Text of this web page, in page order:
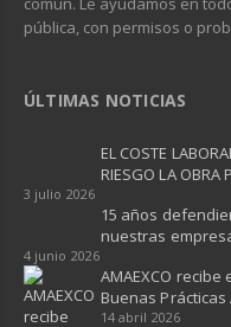
pública, con permisos o
ÚLTIMAS NOTICIAS
EL COSTE
RIESGO LA OBRA
3 julio 2026
15 años
nuestras
4 junio 2026
AMAEXCO
Buenas
14 abril 2026